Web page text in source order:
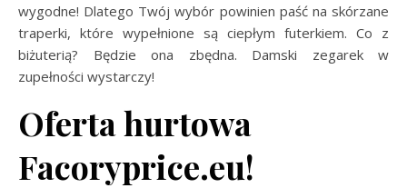
wygodne! Dlatego Twój wybór powinien paść na skórzane
traperki, które wypełnione są ciepłym futerkiem. Co z
biżuterią? Będzie ona zbędna. Damski zegarek w
zupełności wystarczy!
Oferta hurtowa
Facoryprice.eu!